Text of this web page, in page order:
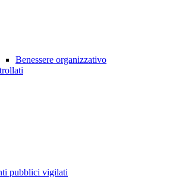
Benessere organizzativo
pubblici vigilati